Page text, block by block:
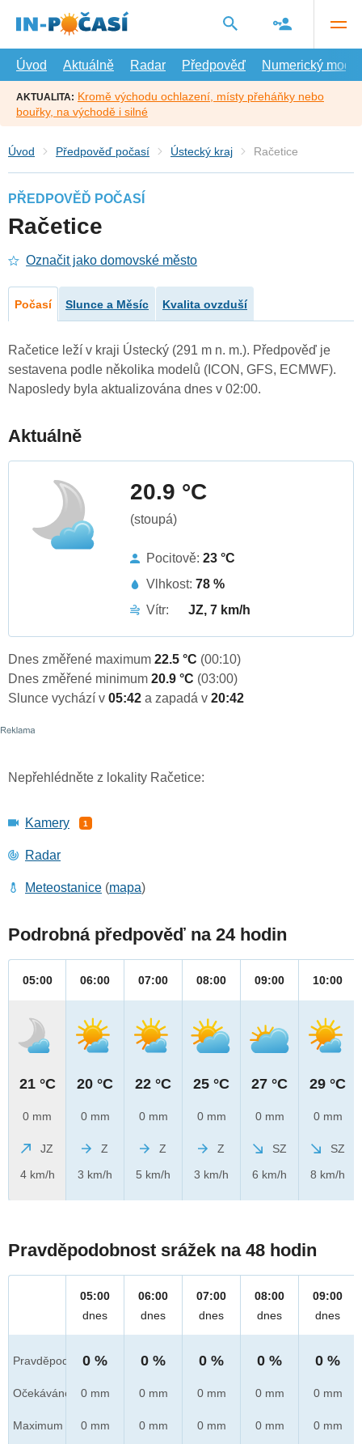
hlavní
Úvod
Aktuálně Radar Předpověď Numerický model
AKTUALITA: Kromě východu ochlazení, místy přeháňky nebo
bouřky, na východě i silné
Úvod Předpověď počasí Ústecký kraj Račetice
PŘEDPOVĚĎ POČASÍ
Račetice
Označit jako domovské město
Počasí Slunce a Měsíc Kvalita ovzduší
Račetice leží v kraji Ústecký (291 m n. m.). Předpověď je
sestavena podle několika modelů (ICON, GFS, ECMWF).
Naposledy byla aktualizována dnes v 02:00.
Aktuálně
20.9 °C
(stoupá)
Pocitově: 23 °C
Vlhkost: 78 %
Vítr:
JZ, 7 km/h
Dnes změřené maximum 22.5 °C (00:10)
Dnes změřené minimum 20.9 °C (03:00)
Slunce vychází v 05:42 a zapadá v 20:42
Nepřehlédněte z lokality Račetice:
Kamery 1
Radar
Meteostanice (mapa)
Podrobná předpověď na 24 hodin
05:00
21 °C
0 mm
JZ
4 km/h
06:00
20 °C
0 mm
Z
3 km/h
07:00
22 °C
0 mm
Z
5 km/h
08:00
25 °C
0 mm
Z
3 km/h
09:00
27 °C
0 mm
SZ
6 km/h
10:00
29 °C
0 mm
SZ
8 km/h
Pravděpodobnost srážek na 48 hodin
Pravděpod.
Očekáváno
Maximum
05:00
dnes
0 %
0 mm
0 mm
06:00
dnes
0 %
0 mm
0 mm
07:00
dnes
0 %
0 mm
0 mm
08:00
dnes
0 %
0 mm
0 mm
09:00
dnes
0 %
0 mm
0 mm